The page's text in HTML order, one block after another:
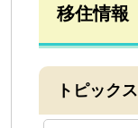
移住情報
トピックス